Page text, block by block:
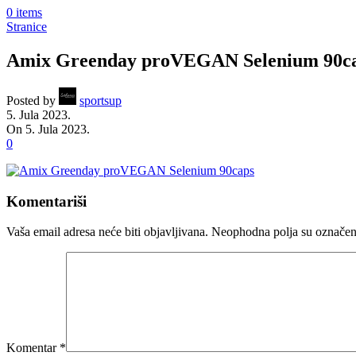
0 items
Stranice
Amix Greenday proVEGAN Selenium
Posted by
sportsup
5. Jula 2023.
On 5. Jula 2023.
0
Komentariši
Vaša email adresa neće biti objavljivana. Neophodna polja su
Komentar *